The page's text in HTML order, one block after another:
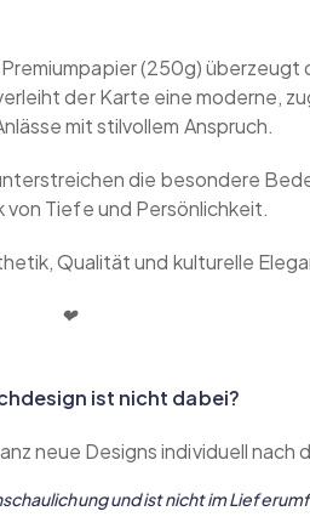
(250g)
der Karte eine moderne,
mit stilvollem Anspruch.
die besondere
von Tiefe und Persönlichkeit.
Qualität und kulturelle
‭❤
ist nicht dabei?
neue Designs individuell nach
und ist nicht im